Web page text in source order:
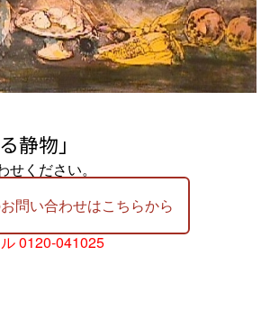
静物」
ください。
問い合わせはこちらから
0120-041025